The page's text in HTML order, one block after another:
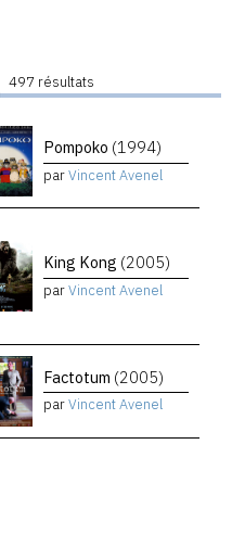
497 résultats
Pompoko (1994)
parVincent Avenel
King Kong (2005)
parVincent Avenel
Factotum (2005)
parVincent Avenel